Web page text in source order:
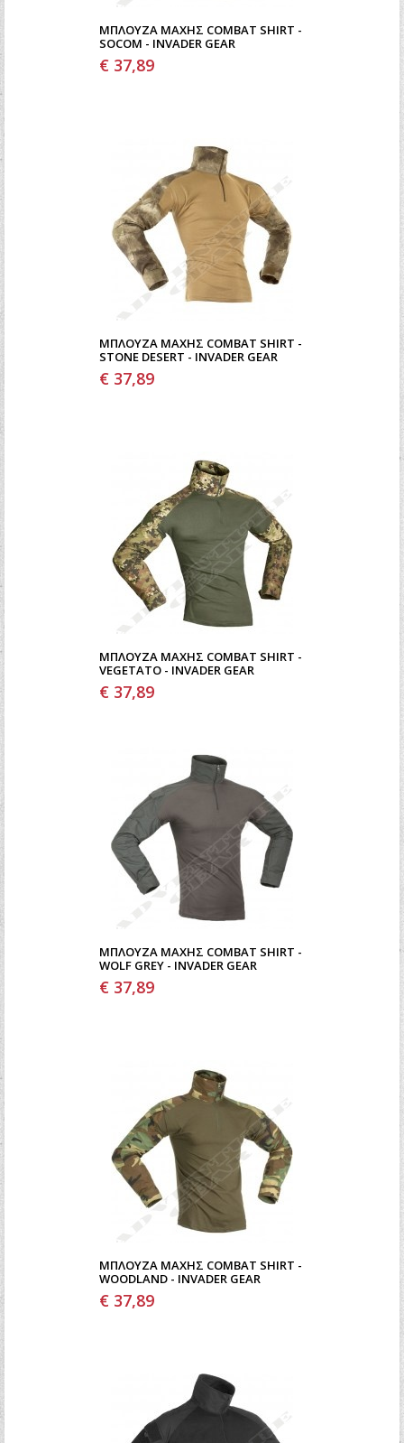
ΜΠΛΟΎΖΑ ΜΆΧΗΣ COMBAT SHIRT -
SOCOM - INVADER GEAR
€ 37,89
ΜΠΛΟΎΖΑ ΜΆΧΗΣ COMBAT SHIRT -
STONE DESERT - INVADER GEAR
€ 37,89
ΜΠΛΟΎΖΑ ΜΆΧΗΣ COMBAT SHIRT -
VEGETATO - INVADER GEAR
€ 37,89
ΜΠΛΟΎΖΑ ΜΆΧΗΣ COMBAT SHIRT -
WOLF GREY - INVADER GEAR
€ 37,89
ΜΠΛΟΎΖΑ ΜΆΧΗΣ COMBAT SHIRT -
WOODLAND - INVADER GEAR
€ 37,89